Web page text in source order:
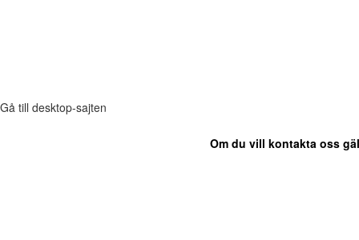
Gå till desktop-sajten
Om du vill kontakta oss